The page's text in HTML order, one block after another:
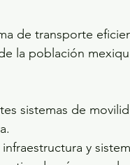
de transporte
la población
sistemas de
y